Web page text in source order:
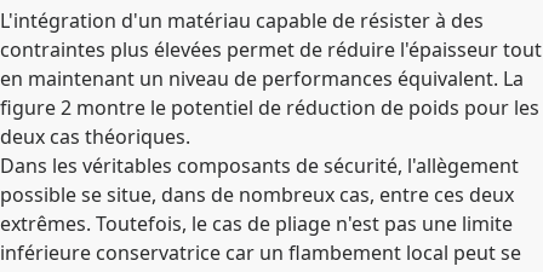
L'intégration d'un matériau capable de résister à des
contraintes plus élevées permet de réduire l'épaisseur tout
en maintenant un niveau de performances équivalent. La
figure 2 montre le potentiel de réduction de poids pour les
deux cas théoriques.
Dans les véritables composants de sécurité, l'allègement
possible se situe, dans de nombreux cas, entre ces deux
extrêmes. Toutefois, le cas de pliage n'est pas une limite
inférieure conservatrice car un flambement local peut se